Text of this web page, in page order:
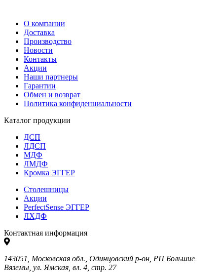
О компании
Доставка
Производство
Новости
Контакты
Акции
Наши партнеры
Гарантии
Обмен и возврат
Политика конфиденциальности
Каталог продукции
ДСП
ЛДСП
МДФ
ЛМДФ
Кромка ЭГГЕР
Столешницы
Акции
PerfectSense ЭГГЕР
ЛХДФ
Контактная информация
143051, Московская обл., Одинцовский р-он, РП Большие
Вяземы, ул. Ямская, вл. 4, стр. 27